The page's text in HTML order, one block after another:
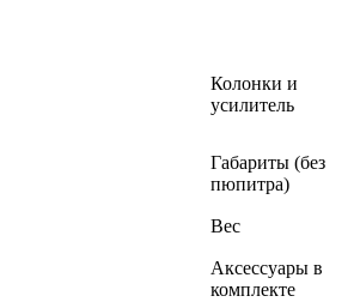
Колонки и
усилитель
Габариты (без
пюпитра)
Вес
Аксессуары в
комплекте